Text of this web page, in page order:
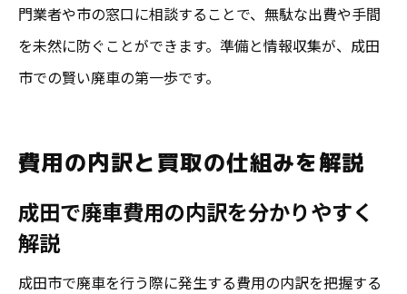
門業者や市の窓口に相談することで、無駄な出費や手間
を未然に防ぐことができます。準備と情報収集が、成田
市での賢い廃車の第一歩です。
費用の内訳と買取の仕組みを解説
成田で廃車費用の内訳を分かりやすく
解説
成田市で廃車を行う際に発生する費用の内訳を把握する